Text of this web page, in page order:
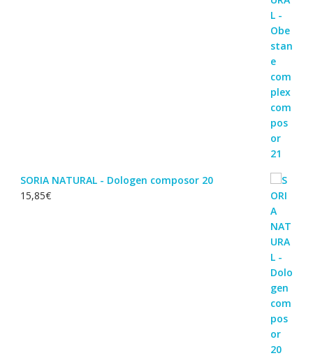
SORIA NATURAL - Dologen composor 20
15,85€